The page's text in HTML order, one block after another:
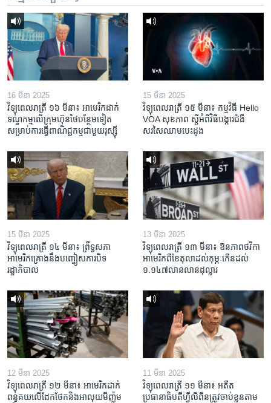
16 មីនា 2025
វិទ្យុពេលរាត្រី ១៦ មីនា៖ អាមេរិក​ដាក់​
ទណ្ឌកម្ម​លើ​ក្រុមហ៊ុន​ថៃ​បន្ថែម​ទៀត​
សម្រាប់​ការ​ធ្វើ​ពាណិជ្ជកម្ម​ជាមួយ​រុស្ស៊ី
15 មីនា 2025
វិទ្យុពេលរាត្រី ១៥ មីនា៖ កម្មវិធី ​Hello
VOA សុខភាព ស្ដី​អំពី​វិធី​បង្ការ​ជំងឺ​
សរសៃ​ឈាម​បេះដូង
15 មីនា 2025
វិទ្យុពេលរាត្រី ១៤ មីនា៖ ព្រឹទ្ធសភា
អាមេរិកគ្រោងនឹងបញ្ចៀសការបិទ
រដ្ឋាភិបាល
13 មីនា 2025
វិទ្យុពេលរាត្រី ១៣ មីនា៖ ឱនភាព​ថវិកា​
អាមេរិក​ពី​ខែ​តុលា​ដល់​កុម្ភៈ​កើន​ដល់​
១.១៤៧​លានលាន​ដុល្លារ
12 មីនា 2025
វិទ្យុពេលរាត្រី ១២ មីនា៖ អាមេរិក​ដាក់​
ពន្ធគយ​លើ​ដែកថែក​និង​អាលុយ​មីញ៉ូម​
11 មីនា 2025
វិទ្យុពេលរាត្រី ១១ មីនា៖ អតីត​
ប្រធានាធិបតីហ្វីលីពីន​ត្រូវ​ចាប់ខ្លួនតាម